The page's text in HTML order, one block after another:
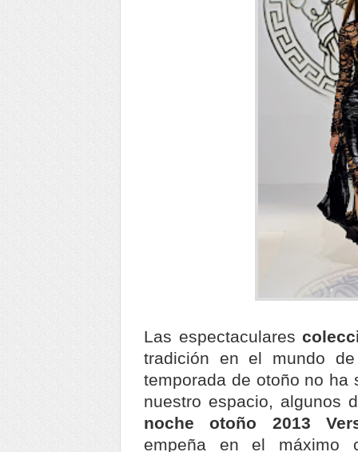
Las espectaculares
tradición en el mundo
temporada de otoño no ha
nuestro espacio, algunos
noche otoño 2013
empeña en el máximo